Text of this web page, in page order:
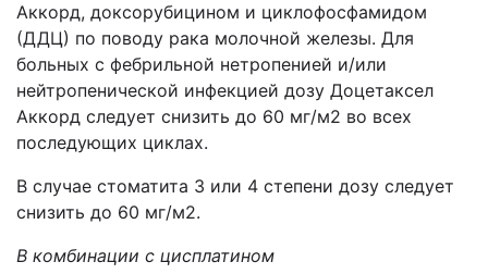
Аккорд, доксорубицином и циклофосфамидом
(ДДЦ) по поводу рака молочной железы. Для
больных с фебрильной нетропенией и/или
нейтропенической инфекцией дозу Доцетаксел
Аккорд следует снизить до 60 мг/м2 во всех
последующих циклах.
В случае стоматита 3 или 4 степени дозу следует
снизить до 60 мг/м2.
В комбинации с цисплатином